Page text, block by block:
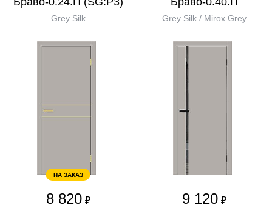
Grey Silk
НА ЗАКАЗ
8 820 ₽
Grey Silk / Mirox Grey
9 120 ₽